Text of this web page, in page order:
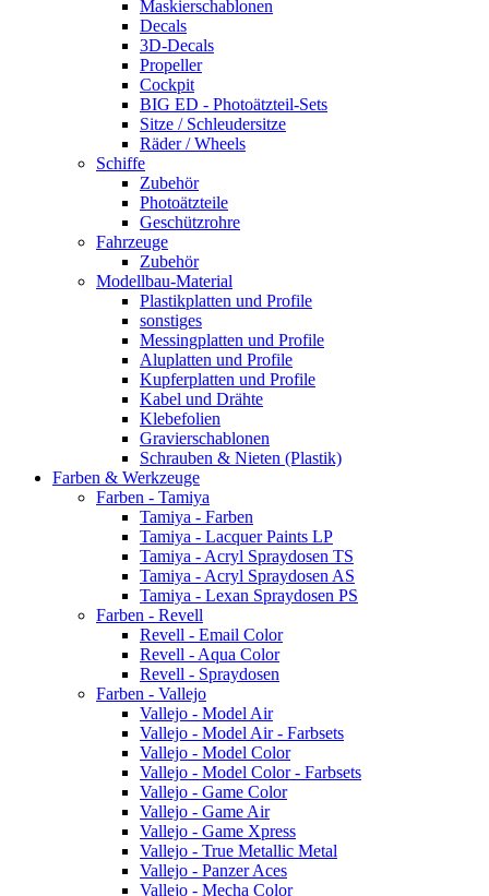
Maskierschablonen
Decals
3D-Decals
Propeller
Cockpit
BIG ED - Photoätzteil-Sets
Sitze / Schleudersitze
Räder / Wheels
Schiffe
Zubehör
Photoätzteile
Geschützrohre
Fahrzeuge
Zubehör
Modellbau-Material
Plastikplatten und Profile
sonstiges
Messingplatten und Profile
Aluplatten und Profile
Kupferplatten und Profile
Kabel und Drähte
Klebefolien
Gravierschablonen
Schrauben & Nieten (Plastik)
Farben & Werkzeuge
Farben - Tamiya
Tamiya - Farben
Tamiya - Lacquer Paints LP
Tamiya - Acryl Spraydosen TS
Tamiya - Acryl Spraydosen AS
Tamiya - Lexan Spraydosen PS
Farben - Revell
Revell - Email Color
Revell - Aqua Color
Revell - Spraydosen
Farben - Vallejo
Vallejo - Model Air
Vallejo - Model Air - Farbsets
Vallejo - Model Color
Vallejo - Model Color - Farbsets
Vallejo - Game Color
Vallejo - Game Air
Vallejo - Game Xpress
Vallejo - True Metallic Metal
Vallejo - Panzer Aces
Vallejo - Mecha Color